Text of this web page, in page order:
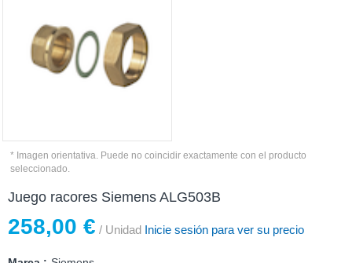
* Imagen orientativa. Puede no coincidir exactamente con el producto
seleccionado.
Juego racores Siemens ALG503B
258,00 € / Unidad Inicie sesión para ver su precio